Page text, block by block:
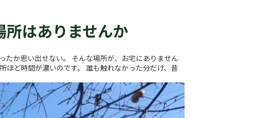
はありませんか
たか思い出せない。 そんな場所が、お宅にありません
ほど時間が濃いのです。 誰も触れなかった分だけ、昔